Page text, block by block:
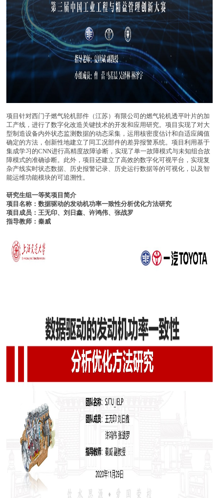
项目针对西门子燃气轮机部件（江苏）有限公司的燃气轮机透平叶片的加
工产线，进行了数字化改造关键技术的开发和应用研究。项目实现了对大
型制造设备内外状态监测数据的动态采集，运用核密度估计和自适应阈值
确定的方法，创新性地建立了同工况部件的差异报警系统。项目利用基于
集成学习的CNN进行高精度故障诊断，实现了单一故障模式与未知组合故
障模式的准确诊断。此外，项目还建立了高效的数字化可视平台，实现复
杂产线实时状态数据、历史报警记录、历史运行数据等的可视化，以及智
能运维功能模块的可追溯性。
研究生组一等奖项目简介
项目名称：数据驱动的发动机功率一致性分析优化方法研究
项目成员：王无印、刘日鑫、许鸿伟、张战罗
指导教师：秦威